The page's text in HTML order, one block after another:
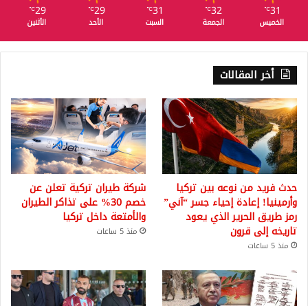
31
℃
الخميس
32
℃
الجمعة
31
℃
السبت
29
℃
الأحد
29
℃
الأثنين
أخر المقالات
حدث فريد من نوعه بين تركيا
وأرمينيا! إعادة إحياء جسر “آني”
رمز طريق الحرير الذي يعود
تاريخه إلى قرون
منذ 5 ساعات
شركة طيران تركية تعلن عن
خصم 30% على تذاكر الطيران
والأمتعة داخل تركيا
منذ 5 ساعات